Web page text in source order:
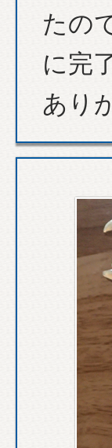
たの
に完
あり